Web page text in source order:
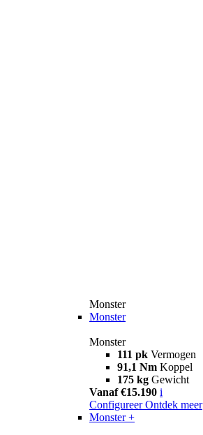
Monster
Monster
Monster
111 pk Vermogen
91,1 Nm Koppel
175 kg Gewicht
Vanaf €15.190 i
Configureer Ontdek meer
Monster +